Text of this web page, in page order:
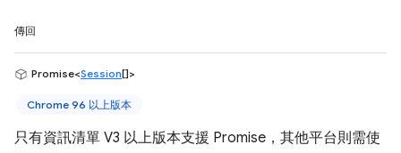
傳回
Promise<Session[]>
Chrome 96 以上版本
只有資訊清單 V3 以上版本支援 Promise，其他平台則需使